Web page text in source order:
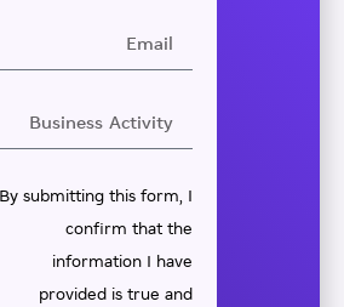
By submitting this form, I
confirm that the
information I have
provided is true and